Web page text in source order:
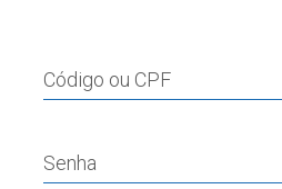
Código ou CPF
Senha